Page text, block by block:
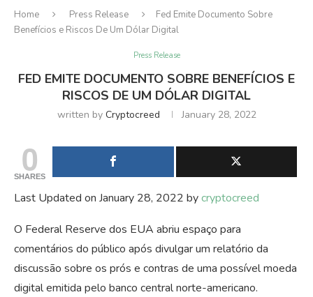
Home Press Release
Fed Emite Documento Sobre
Benefícios e Riscos De Um Dólar Digital
Press Release
FED EMITE DOCUMENTO SOBRE BENEFÍCIOS E
RISCOS DE UM DÓLAR DIGITAL
written by Cryptocreed January 28, 2022
0
SHARES
Last Updated on January 28, 2022 bycryptocreed
O Federal Reserve dos EUA abriu espaço para
comentários do público após divulgar um relatório da
discussão sobre os prós e contras de uma possível moeda
digital emitida pelo banco central norte-americano.